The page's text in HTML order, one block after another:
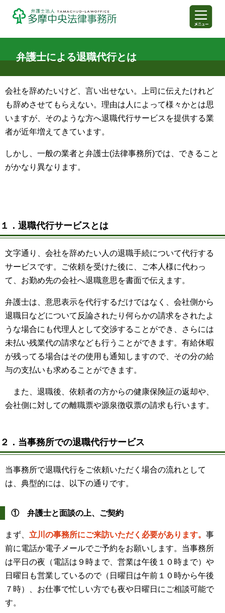
弁護士法人多摩中央法律事
弁護士による退職代行とは
会社を辞めたいけど、言い出せない。上司に伝えたけれど
も辞めさせてもらえない。理由は人によって様々かとは思
いますが、そのような方へ退職代行サービスを提供する業
者が近年増えてきています。
しかし、一般の業者と弁護士(法律事務所)では、できること
がかなり異なります。
１．退職代行サービスとは
文字通り、会社を辞めたい人の退職手続について代行する
サービスです。ご依頼を受けた後に、ご本人様に代わっ
て、お勤め先の会社へ退職意思を書面で伝えます。
弁護士は、意思表示を代行するだけではなく、会社側から
退職日などについて反論されたり何らかの請求をされたよ
うな場合にも代理人として交渉することができ、さらには
未払い残業代の請求なども行うことができます。有給休暇
が残ってる場合はその使用も通知しますので、その分の給
与の支払いも求めることができます。
また、退職後、依頼者の方からの健康保険証の返却や、
会社側に対しての離職票や源泉徴収票の請求も行います。
２．当事務所での退職代行サービス
当事務所で退職代行をご依頼いただく場合の流れとして
は、典型的には、以下の通りです。
① 弁護士と面談の上、ご契約
まず、 立川の事務所にご来訪いただく必要があります。 事
前に電話か電子メールでご予約をお願いします。当事務所
は平日の夜（電話は９時まで、営業は午後１０時まで）や
日曜日も営業しているので（日曜日は午前１０時から午後
７時）、お仕事で忙しい方でも夜や日曜日にご相談可能で
す。